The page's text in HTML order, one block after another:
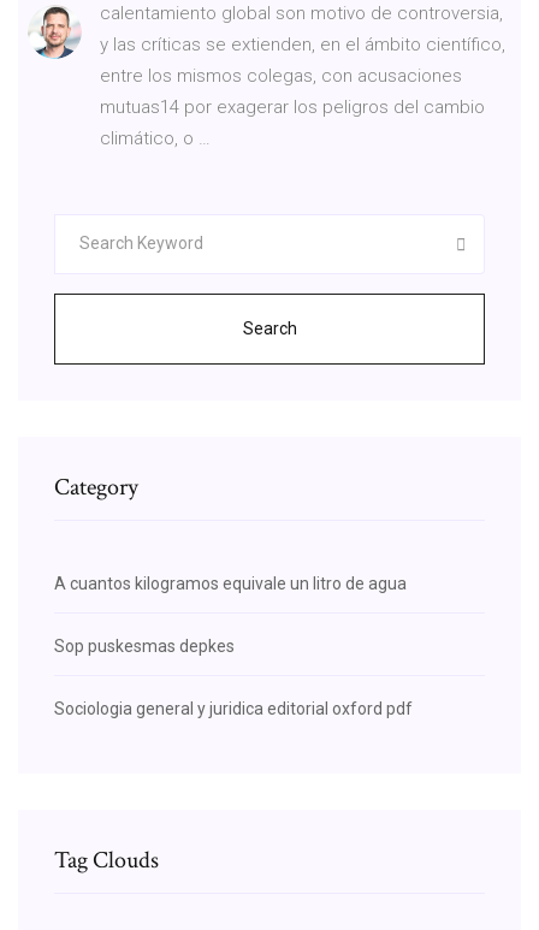
calentamiento global son motivo de controversia,
y las críticas se extienden, en el ámbito científico,
entre los mismos colegas, con acusaciones
mutuas14 por exagerar los peligros del cambio
climático, o …
Search
Category
A cuantos kilogramos equivale un litro de agua
Sop puskesmas depkes
Sociologia general y juridica editorial oxford pdf
Tag Clouds